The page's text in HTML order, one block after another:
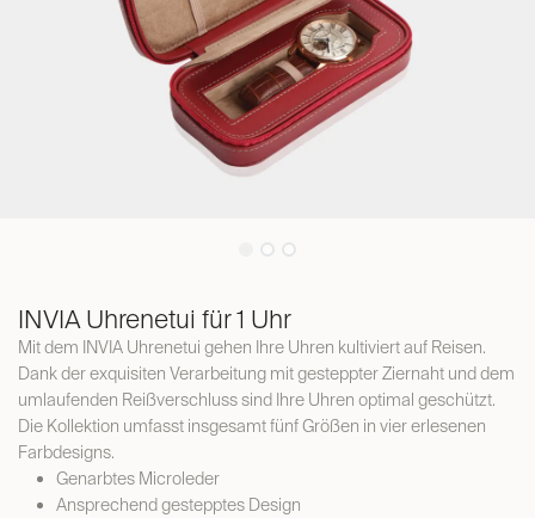
INVIA Uhrenetui für 1 Uhr
Mit dem INVIA Uhrenetui gehen Ihre Uhren kultiviert auf Reisen.
Dank der exquisiten Verarbeitung mit gesteppter Ziernaht und dem
umlaufenden Reißverschluss sind Ihre Uhren optimal geschützt.
Die Kollektion umfasst insgesamt fünf Größen in vier erlesenen
Farbdesigns.
Genarbtes Microleder
Ansprechend gestepptes Design